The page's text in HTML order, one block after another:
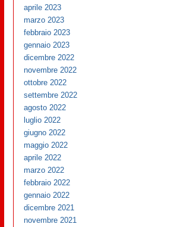
aprile 2023
marzo 2023
febbraio 2023
gennaio 2023
dicembre 2022
novembre 2022
ottobre 2022
settembre 2022
agosto 2022
luglio 2022
giugno 2022
maggio 2022
aprile 2022
marzo 2022
febbraio 2022
gennaio 2022
dicembre 2021
novembre 2021